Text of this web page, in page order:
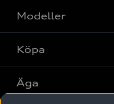
Modeller
Alla modeller
Elbilar
Köpa
Privaterbjudanden
Äga